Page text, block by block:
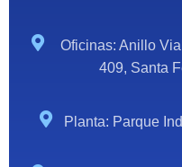
Oficinas: Anillo
409, Santa
Planta: Parque